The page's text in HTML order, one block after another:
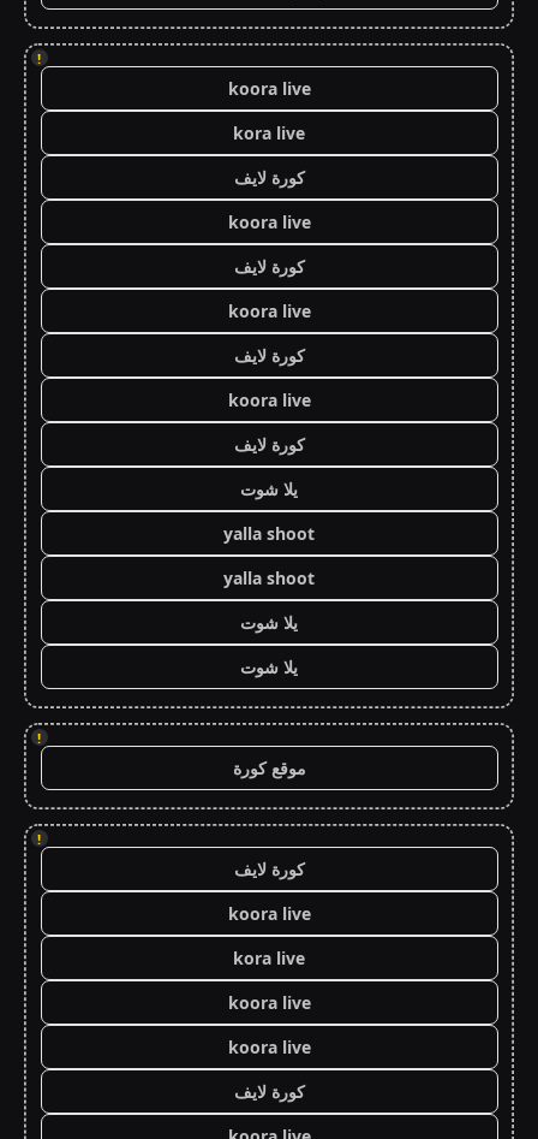
!
koora live
kora live
كورة لايف
koora live
كورة لايف
koora live
كورة لايف
koora live
كورة لايف
يلا شوت
yalla shoot
yalla shoot
يلا شوت
يلا شوت
!
موقع كورة
!
كورة لايف
koora live
kora live
koora live
koora live
كورة لايف